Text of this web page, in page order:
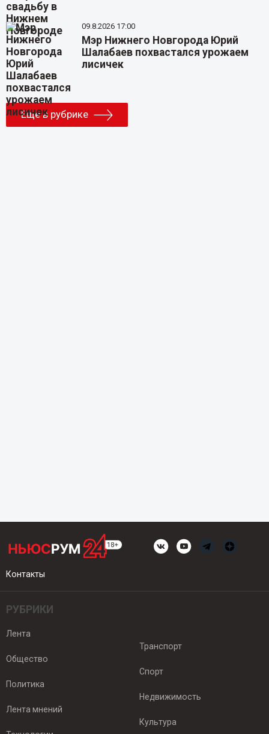
09.8.2026 17:00
Мэр Нижнего Новгорода Юрий
Шалабаев похвастался урожаем
лисичек
Еще в рубрике
Контакты
РУБРИКИ
Лента
Общество
Политика
Лента мнений
Транспорт
Спорт
Недвижимость
Культура